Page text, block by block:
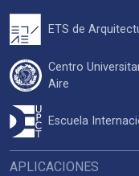
APLICACIONES
ETS de
Centro
Aire
Escuela